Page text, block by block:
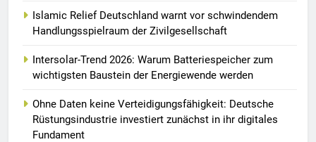
Islamic Relief Deutschland warnt vor schwindendem
Handlungsspielraum der Zivilgesellschaft
Intersolar-Trend 2026: Warum Batteriespeicher zum
wichtigsten Baustein der Energiewende werden
Ohne Daten keine Verteidigungsfähigkeit: Deutsche
Rüstungsindustrie investiert zunächst in ihr digitales
Fundament